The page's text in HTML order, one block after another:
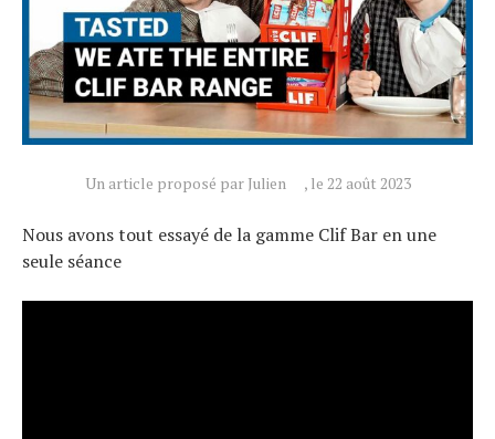
Un article proposé par Julien , le 22 août 2023
Nous avons tout essayé de la gamme Clif Bar en une
seule séance
Technologies
Tests de produits
Conseils